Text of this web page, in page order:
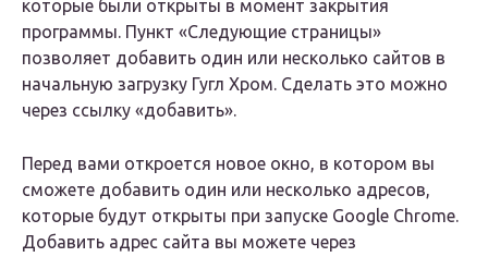
которые были открыты в момент закрытия
программы. Пункт «Следующие страницы»
позволяет добавить один или несколько сайтов в
начальную загрузку Гугл Хром. Сделать это можно
через ссылку «добавить».
Перед вами откроется новое окно, в котором вы
сможете добавить один или несколько адресов,
которые будут открыты при запуске Google Chrome.
Добавить адрес сайта вы можете через